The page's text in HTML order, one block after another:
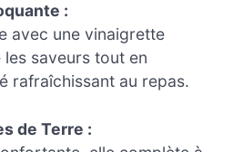
:
avec une vinaigrette
saveurs tout en
rafraîchissant au repas.
de Terre :